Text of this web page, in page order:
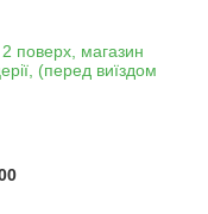
поверх, магазин
(перед виїздом